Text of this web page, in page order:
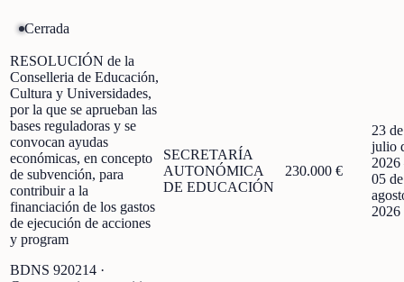
Cerrada
RESOLUCIÓN de la
Conselleria de Educación,
Cultura y Universidades,
por la que se aprueban las
bases reguladoras y se
convocan ayudas
económicas, en concepto
de subvención, para
contribuir a la
financiación de los gastos
de ejecución de acciones
y program
BDNS 920214 ·
SECRETARÍA
AUTONÓMICA
DE EDUCACIÓN
230.000 €
23 de
julio
2026
05 de
2026